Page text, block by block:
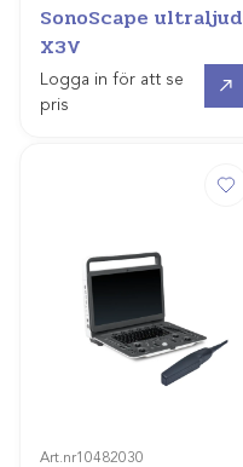
SonoScape ultraljud
X3V
Logga in för att se
pris
Art.nr10482030